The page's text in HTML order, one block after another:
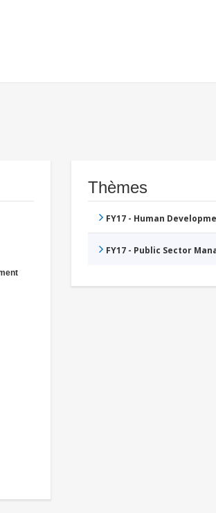
Thèmes
FY17 - Human
FY17 - Public Sector